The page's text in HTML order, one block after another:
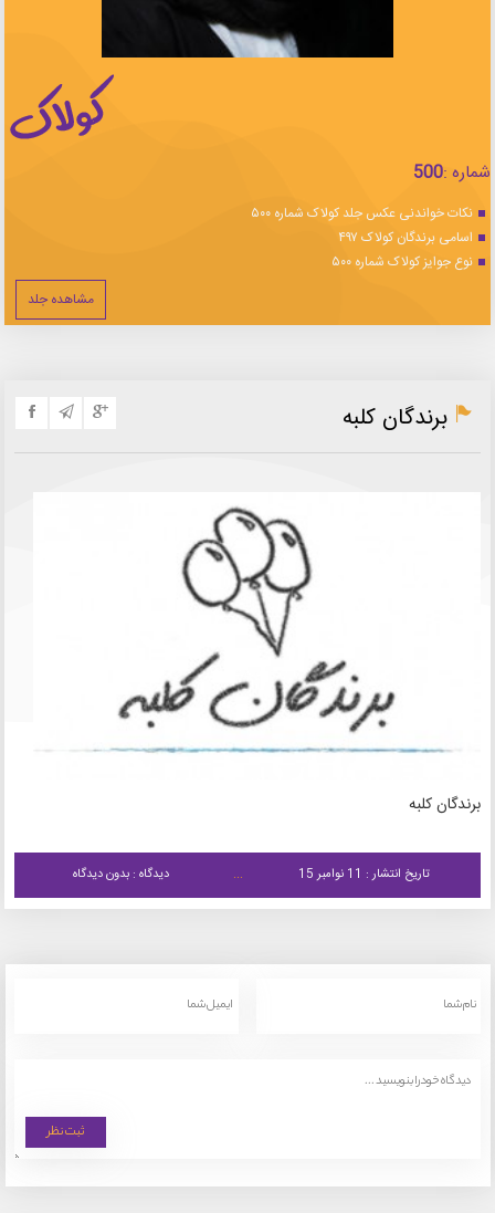
شماره :500
نکات خواندنی عکس جلد کولاک شماره ۵۰۰
اسامی برندگان کولاک ۴۹۷
نوع جوایز کولاک شماره ۵۰۰
مشاهده جلد
برندگان کلبه
برندگان کلبه
تاریخ انتشار : 11 نوامبر 15 دیدگاه : بدون دیدگاه